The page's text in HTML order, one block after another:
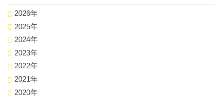
2026年
2025年
2024年
2023年
2022年
2021年
2020年